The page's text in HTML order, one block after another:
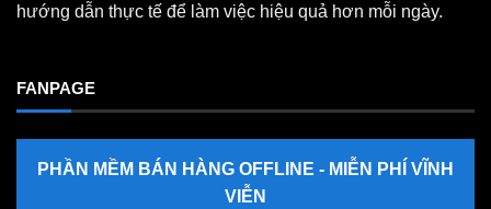
hướng dẫn thực tế để làm việc hiệu quả hơn mỗi ngày.
FANPAGE
PHẦN MỀM BÁN HÀNG OFFLINE - MIỄN PHÍ VĨNH
VIỄN